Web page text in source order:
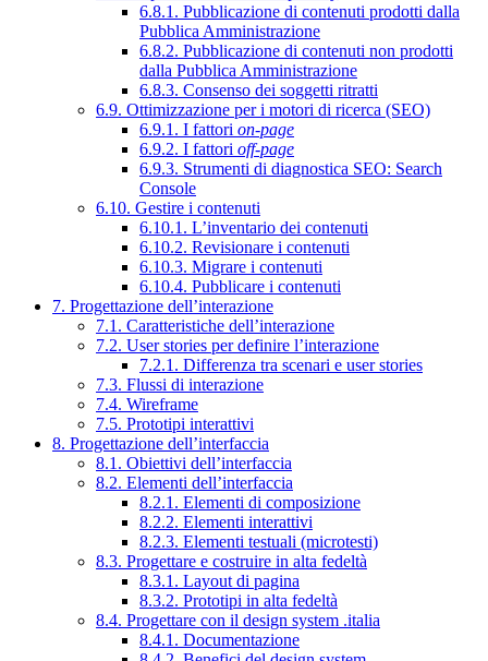
6.8.1. Pubblicazione di contenuti prodotti dalla
Pubblica Amministrazione
6.8.2. Pubblicazione di contenuti non prodotti
dalla Pubblica Amministrazione
6.8.3. Consenso dei soggetti ritratti
6.9. Ottimizzazione per i motori di ricerca (SEO)
6.9.1. I fattori on-page
6.9.2. I fattori off-page
6.9.3. Strumenti di diagnostica SEO: Search
Console
6.10. Gestire i contenuti
6.10.1. L’inventario dei contenuti
6.10.2. Revisionare i contenuti
6.10.3. Migrare i contenuti
6.10.4. Pubblicare i contenuti
7. Progettazione dell’interazione
7.1. Caratteristiche dell’interazione
7.2. User stories per definire l’interazione
7.2.1. Differenza tra scenari e user stories
7.3. Flussi di interazione
7.4. Wireframe
7.5. Prototipi interattivi
8. Progettazione dell’interfaccia
8.1. Obiettivi dell’interfaccia
8.2. Elementi dell’interfaccia
8.2.1. Elementi di composizione
8.2.2. Elementi interattivi
8.2.3. Elementi testuali (microtesti)
8.3. Progettare e costruire in alta fedeltà
8.3.1. Layout di pagina
8.3.2. Prototipi in alta fedeltà
8.4. Progettare con il design system .italia
8.4.1. Documentazione